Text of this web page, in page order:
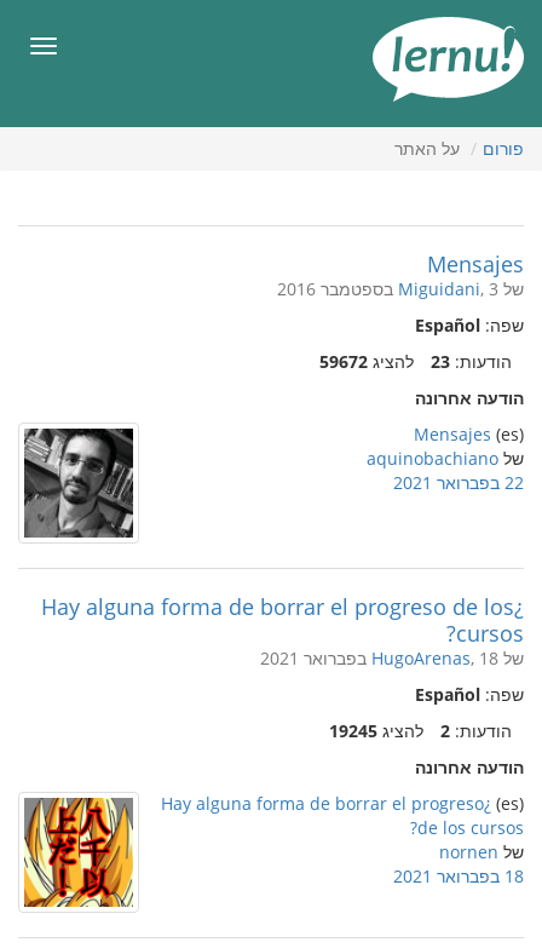
העניינים
פורום על האתר
Mensajes
של Miguidani, 3 בספטמבר 2016
שפה: Español
הודעות: 23 להציג 59672
הודעה אחרונה
(es)
Mensajes
של aquinobachiano
22 בפברואר 2021
¿Hay alguna forma de borrar el progreso de los
cursos?
של HugoArenas, 18 בפברואר 2021
שפה: Español
הודעות: 2 להציג 19245
הודעה אחרונה
(es)
¿Hay alguna forma de borrar el progreso
de los cursos?
של nornen
18 בפברואר 2021